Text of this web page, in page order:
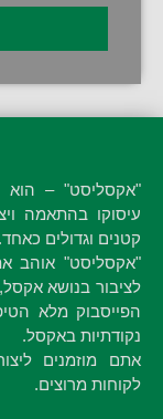
"אקסליסט" –
עיסוקו בהתאמה
קטנים וגדולים כאחד.
"אקסליסט" אוהב
לציבור בנושא
הפייסבוק מלא
נקודתיות באקסל.
אתם מוזמנים
לקוחות מרוצים.